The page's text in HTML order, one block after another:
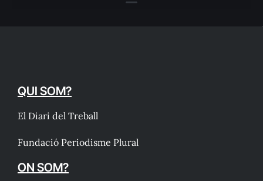
QUI SOM?
El Diari del Treball
Fundació Periodisme Plural
ON SOM?